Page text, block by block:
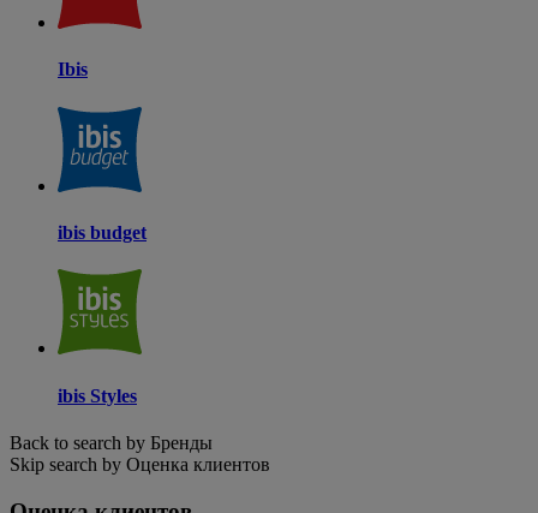
Ibis
ibis budget
ibis Styles
Back to search by Бренды
Skip search by Оценка клиентов